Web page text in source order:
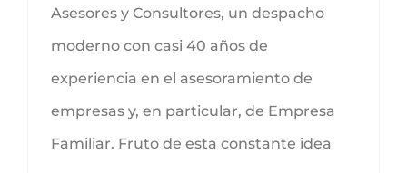
Asesores y Consultores, un despacho
moderno con casi 40 años de
experiencia en el asesoramiento de
empresas y, en particular, de Empresa
Familiar. Fruto de esta constante idea